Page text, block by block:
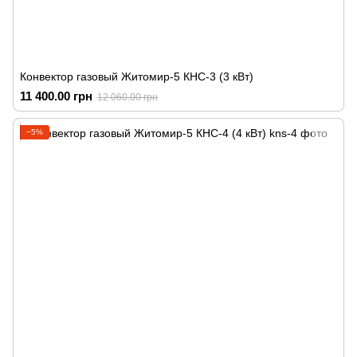
Конвектор газовый Житомир-5 КНС-3 (3 кВт)
11 400.00 грн 12 060.00 грн
−5%